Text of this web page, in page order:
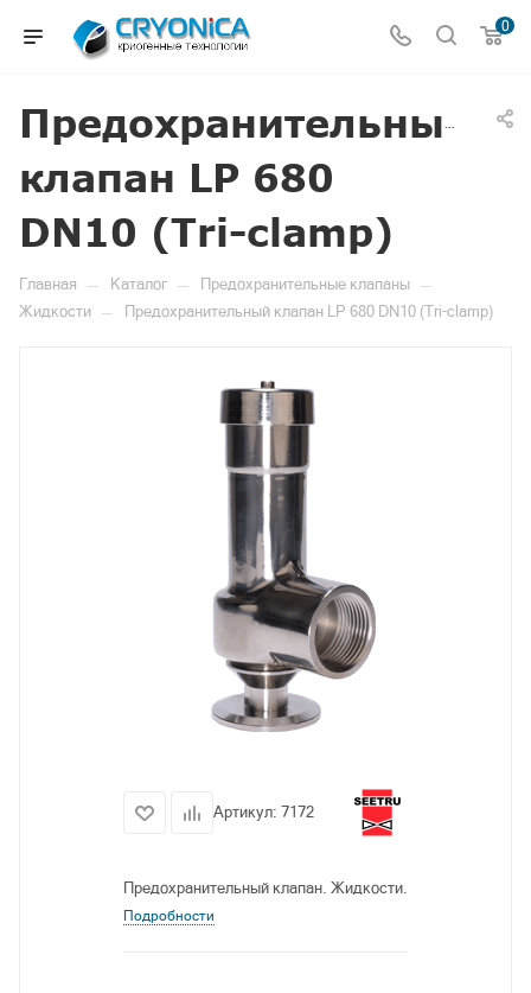
0
Предохранительный
клапан LP 680
DN10 (Tri-clamp)
Главная — Каталог — Предохранительные клапаны —
Жидкости — Предохранительный клапан LP 680 DN10 (Tri-clamp)
Артикул: 7172
Предохранительный клапан. Жидкости.
Подробности